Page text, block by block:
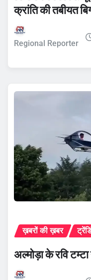
क्रांति की तबीयत
Regional Reporter
ख़बरों की ख़बर
अल्मोड़ा के रवि